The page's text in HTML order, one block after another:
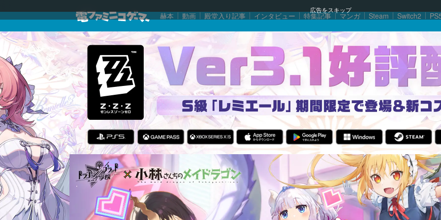
広告をスキップ
赫本 動画 殿堂入り記事 インタビュー 特集記事 マンガ Steam Switch2